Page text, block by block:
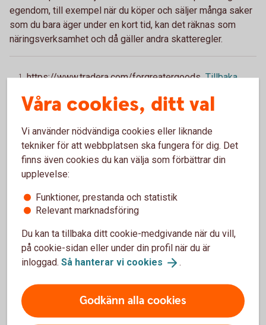
egendom, till exempel när du köper och säljer många saker
som du bara äger under en kort tid, kan det räknas som
näringsverksamhet och då gäller andra skatteregler.
1 https://www.tradera.com/forgreatergoods Tillbaka
Swisha med QR-kod
Swisha snabbare med hjälp av QR-koder. Du kan
och testa funktioner utan att skicka pengar.
Swish med QR-kod – läsmer
Ligg steget före bedragarna
Våra cookies, ditt val
Vi använder nödvändiga cookies eller liknande
tekniker för att webbplatsen ska fungera för dig. Det
finns även cookies du kan välja som förbättrar din
upplevelse:
Funktioner, prestanda och statistik
Relevant marknadsföring
Du kan ta tillbaka ditt cookie-medgivande när du vill,
på cookie-sidan eller under din profil när du är
inloggad. Så hanterar vi cookies .
Godkänn alla cookies